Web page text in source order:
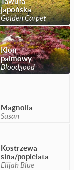
japońska
Golden Carpet
Klon
palmowy
Bloodgood
Magnolia
Susan
Kostrzewa
sina/popielata
Elijah Blue